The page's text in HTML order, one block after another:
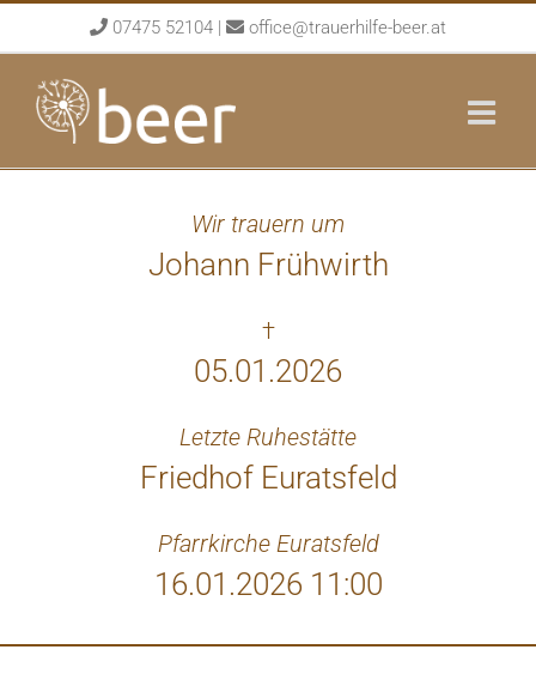
to
content
07475 52104 | office@trauerhilfe-beer.at
Wir trauern um
Johann Frühwirth
†
05.01.2026
Letzte Ruhestätte
Friedhof Euratsfeld
Pfarrkirche Euratsfeld
16.01.2026 11:00